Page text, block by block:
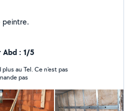
peintre.
Abd : 1/5
au Tel. Ce n'est pas
pas